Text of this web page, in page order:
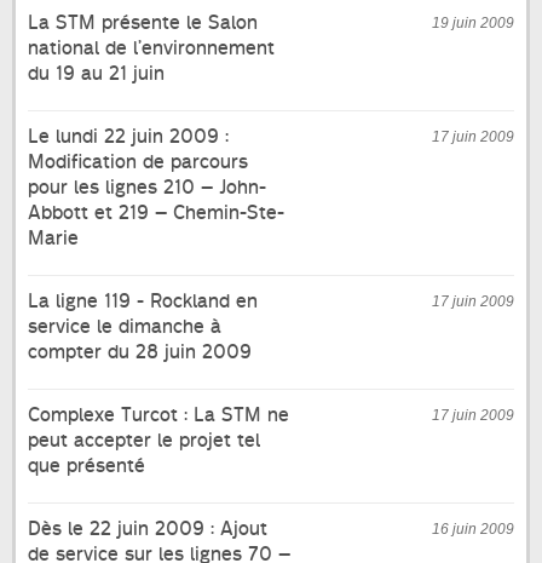
19 juin 2009
La STM présente le Salon
national de l’environnement
du 19 au 21 juin
17 juin 2009
Le lundi 22 juin 2009 :
Modification de parcours
pour les lignes 210 – John-
Abbott et 219 – Chemin-Ste-
Marie
17 juin 2009
La ligne 119 - Rockland en
service le dimanche à
compter du 28 juin 2009
17 juin 2009
Complexe Turcot : La STM ne
peut accepter le projet tel
que présenté
16 juin 2009
Dès le 22 juin 2009 : Ajout
de service sur les lignes 70 –